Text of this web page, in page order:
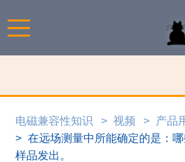
电磁兼容性知识 视频
产品
在远场测量中所能确定的是：
样品发出。